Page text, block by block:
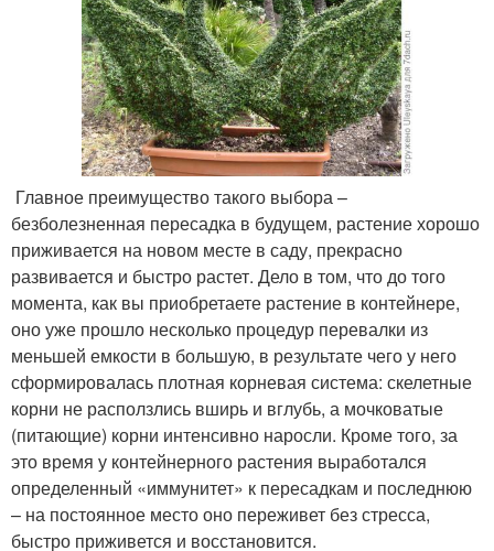
Главное преимущество такого выбора –
безболезненная пересадка в будущем, растение хорошо
приживается на новом месте в саду, прекрасно
развивается и быстро растет. Дело в том, что до того
момента, как вы приобретаете растение в контейнере,
оно уже прошло несколько процедур перевалки из
меньшей емкости в большую, в результате чего у него
сформировалась плотная корневая система: скелетные
корни не расползлись вширь и вглубь, а мочковатые
(питающие) корни интенсивно наросли. Кроме того, за
это время у контейнерного растения выработался
определенный «иммунитет» к пересадкам и последнюю
– на постоянное место оно переживет без стресса,
быстро приживется и восстановится.